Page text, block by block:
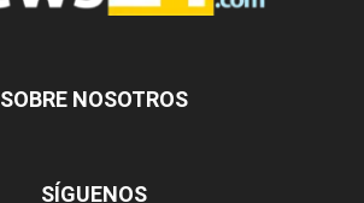
SOBRE NOSOTROS
SÍGUENOS